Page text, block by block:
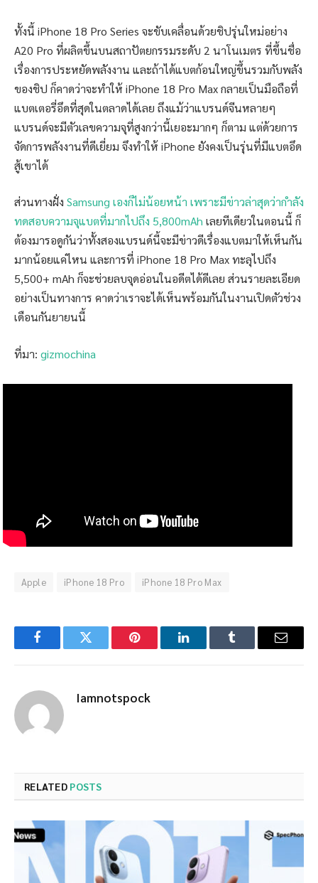
ทั้งนี้ iPhone 18 Pro Series จะขับเคลื่อนด้วยชิปรุ่นใหม่อย่าง
A20 Pro ที่ผลิตขึ้นบนสถาปัตยกรรมระดับ 2 นาโนเมตร ที่ขึ้นชื่อ
เรื่องการประหยัดพลังงาน และถ้าได้แบตก้อนใหญ่ขึ้นรวมกับพลัง
ของชิป ก็คาดว่าจะทำให้ iPhone 18 Pro Max กลายเป็นมือถือที่
แบตเตอรี่อึดที่สุดในตลาดได้เลย ถึงแม้ว่าแบรนด์จีนหลายๆ
แบรนด์จะมีตัวเลขความจุที่สูงกว่านี้เยอะมากๆ ก็ตาม แต่ด้วยการ
จัดการพลังงานที่ดีเยี่ยม จึงทำให้ iPhone ยังคงเป็นรุ่นที่มีแบตอึด
สู้เขาได้
ส่วนทางฝั่ง Samsung เองก็ไม่น้อยหน้า เพราะมีข่าวล่าสุดว่ากำลัง
ทดสอบความจุแบตที่มากไปถึง 5,800mAh เลยทีเดียวในตอนนี้ ก็
ต้องมารอดูกันว่าทั้งสองแบรนด์นี้จะมีข่าวดีเรื่องแบตมาให้เห็นกัน
มากน้อยแค่ไหน และการที่ iPhone 18 Pro Max ทะลุไปถึง
5,500+ mAh ก็จะช่วยลบจุดอ่อนในอดีตได้ดีเลย ส่วนรายละเอียด
อย่างเป็นทางการ คาดว่าเราจะได้เห็นพร้อมกันในงานเปิดตัวช่วง
เดือนกันยายนนี้
ที่มา: gizmochina
Apple iPhone 18 Pro iPhone 18 Pro Max
FacebookTwitter Pinterest LinkedInTumblr Email
Iamnotspock
RELATED POSTS